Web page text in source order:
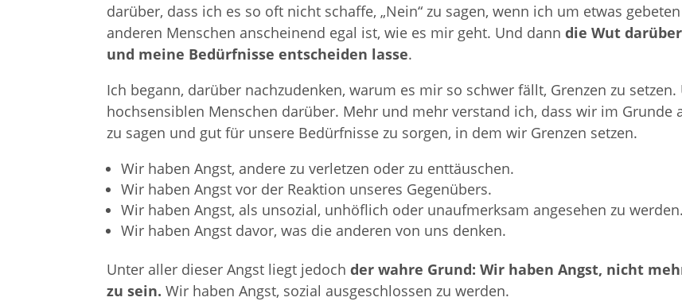
darüber, dass ich es so oft nicht schaffe, „Nein“ zu sagen, wenn ich um etwas
anderen Menschen anscheinend egal ist, wie es mir geht. Und danndie Wut
und meine Bedürfnisse entscheiden lasse.
Ich begann, darüber nachzudenken, warum es mir so schwer fällt, Grenzen zu
hochsensiblen Menschen darüber. Mehr und mehr verstand ich, dass wir im Grunde
zu sagen und gut für unsere Bedürfnisse zu sorgen, in dem wir Grenzen setzen.
Wir haben Angst, andere zu verletzen oder zu enttäuschen.
Wir haben Angst vor der Reaktion unseres Gegenübers.
Wir haben Angst, als unsozial, unhöflich oder unaufmerksam angesehen zu werden.
Wir haben Angst davor, was die anderen von uns denken.
Unter aller dieser Angst liegt jedochder wahre Grund: Wir haben Angst, nicht
zu sein. Wir haben Angst, sozial ausgeschlossen zu werden.